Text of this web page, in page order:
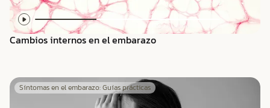
Cambios internos en el embarazo
Síntomas en el embarazo: Guías prácticas